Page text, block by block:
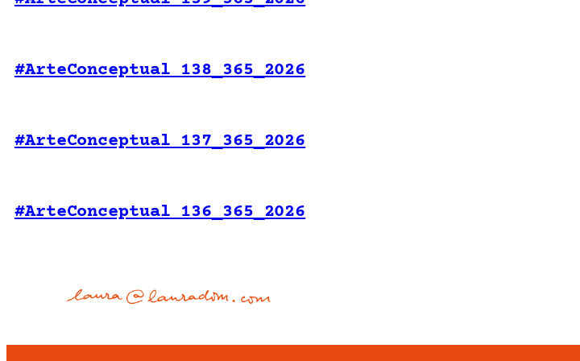
#ArteConceptual 138_365_2026
#ArteConceptual 137_365_2026
#ArteConceptual 136_365_2026